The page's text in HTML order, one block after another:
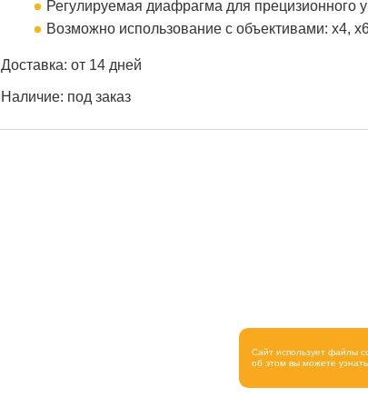
Регулируемая диафрагма для прецизионного
Возможно использование с объективами: х4,
Доставка: от 14 дней
Наличие: под заказ
Сайт использует файлы
об этом вы можете